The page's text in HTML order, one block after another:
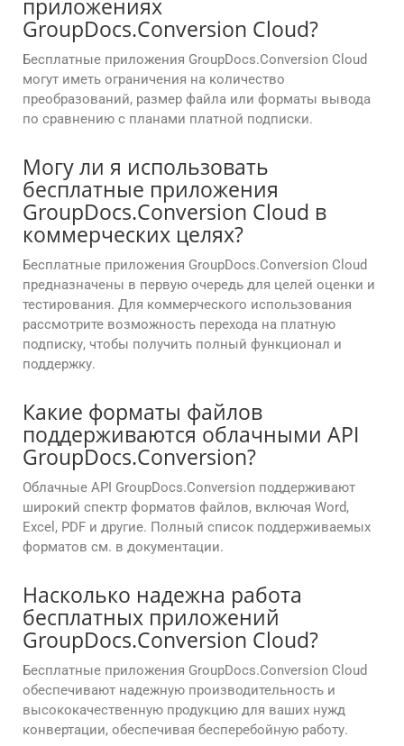
приложениях
GroupDocs.Conversion Cloud?
Бесплатные приложения GroupDocs.Conversion Cloud
могут иметь ограничения на количество
преобразований, размер файла или форматы вывода
по сравнению с планами платной подписки.
Могу ли я использовать
бесплатные приложения
GroupDocs.Conversion Cloud в
коммерческих целях?
Бесплатные приложения GroupDocs.Conversion Cloud
предназначены в первую очередь для целей оценки и
тестирования. Для коммерческого использования
рассмотрите возможность перехода на платную
подписку, чтобы получить полный функционал и
поддержку.
Какие форматы файлов
поддерживаются облачными API
GroupDocs.Conversion?
Облачные API GroupDocs.Conversion поддерживают
широкий спектр форматов файлов, включая Word,
Excel, PDF и другие. Полный список поддерживаемых
форматов см. в документации.
Насколько надежна работа
бесплатных приложений
GroupDocs.Conversion Cloud?
Бесплатные приложения GroupDocs.Conversion Cloud
обеспечивают надежную производительность и
высококачественную продукцию для ваших нужд
конвертации, обеспечивая бесперебойную работу.